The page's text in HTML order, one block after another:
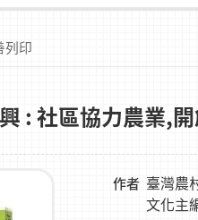
列印
: 社區協力農業,
作者 臺灣農
文化主